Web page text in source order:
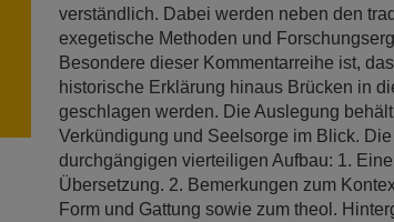
verständlich. Dabei werden neben den
exegetische Methoden und
Besondere dieser Kommentarreihe ist,
historische Erklärung hinaus Brücken in
geschlagen werden. Die Auslegung
Verkündigung und Seelsorge im Blick.
durchgängigen vierteiligen Aufbau: 1.
Übersetzung. 2. Bemerkungen zum
Form und Gattung sowie zum theol.